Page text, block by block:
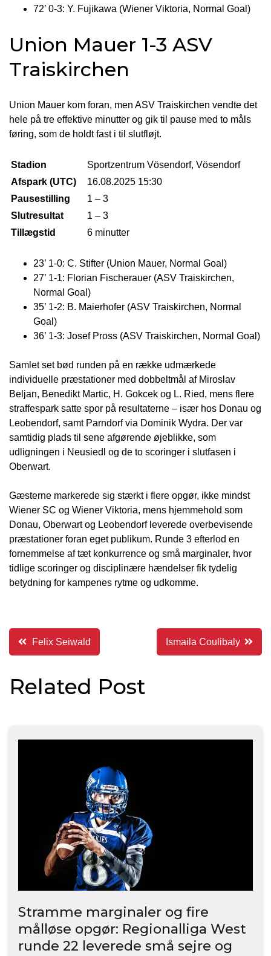
72’ 0-3: Y. Fujikawa (Wiener Viktoria, Normal Goal)
Union Mauer 1-3 ASV
Traiskirchen
Union Mauer kom foran, men ASV Traiskirchen vendte det
hele på tre effektive minutter og gik til pause med to måls
føring, som de holdt fast i til slutfløjt.
Stadion
Sportzentrum Vösendorf, Vösendorf
Afspark (UTC)
16.08.2025 15:30
Pausestilling
1 – 3
Slutresultat
1 – 3
Tillægstid
6 minutter
23’ 1-0: C. Stifter (Union Mauer, Normal Goal)
27’ 1-1: Florian Fischerauer (ASV Traiskirchen,
Normal Goal)
35’ 1-2: B. Maierhofer (ASV Traiskirchen, Normal
Goal)
36’ 1-3: Josef Pross (ASV Traiskirchen, Normal Goal)
Samlet set bød runden på en række udmærkede
individuelle præstationer med dobbeltmål af Miroslav
Beljan, Benedikt Martic, H. Gokcek og L. Ried, mens flere
straffespark satte spor på resultaterne – især hos Donau og
Leobendorf, samt Parndorf via Dominik Wydra. Der var
samtidig plads til sene afgørende øjeblikke, som
udligningen i Neusiedl og de to scoringer i slutfasen i
Oberwart.
Gæsterne markerede sig stærkt i flere opgør, ikke mindst
Wiener SC og Wiener Viktoria, mens hjemmehold som
Donau, Oberwart og Leobendorf leverede overbevisende
præstationer foran eget publikum. Runde 3 efterlod en
fornemmelse af tæt konkurrence og små marginaler, hvor
tidlige scoringer og disciplinære hændelser fik tydelig
betydning for kampenes rytme og udkomme.
Indlægsnavigation
Felix Seiwald Ismaila Coulibaly
Related Post
Stramme marginaler og fire
målløse opgør: Regionalliga West
runde 22 leverede små sejre og